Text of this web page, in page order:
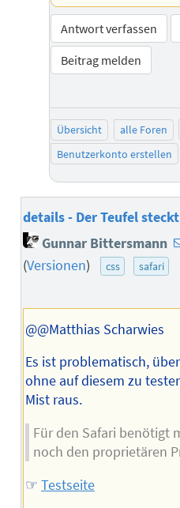
Antwort verfassen
Beitrag melden
Übersicht alle Foren
Benutzerkonto erstellen
details - Der Teufel
Gunnar Bittersmann
(Versionen) css safari
@@Matthias Scharwies
Es ist problematisch,
ohne auf diesem zu
Mist raus.
Für den Safari benötigt
noch den proprietären
☞ Testseite